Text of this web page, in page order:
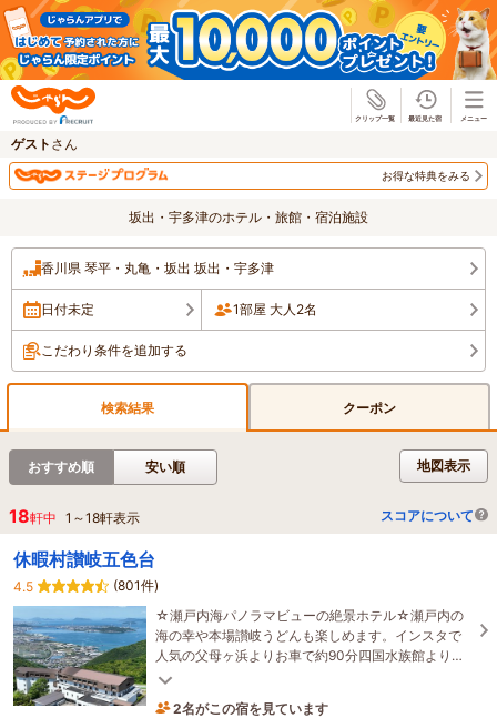
ゲスト さん
お得な特典をみる
坂出・宇多津のホテル・旅館・宿泊施設
香川県 琴平・丸亀・坂出 坂出・宇多津
日付未定 1部屋 大人2名
こだわり条件を追加する
検索結果 クーポン
地図表示
おすすめ順 安い順
18軒中 1 ～18軒表示 スコアについて
休暇村讃岐五色台
4.5
(801件)
☆瀬戸内海パノラマビューの絶景ホテル☆瀬戸内の
海の幸や本場讃岐うどんも楽しめます。インスタで
人気の父母ヶ浜よりお車で約90分四国水族館より約
50分とうどん巡り等観光拠点に便利です♪
2名がこの宿を見ています